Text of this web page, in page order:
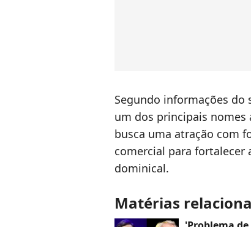
Segundo informações do
um dos principais nomes
busca uma atração com
comercial para fortalecer
dominical.
Matérias